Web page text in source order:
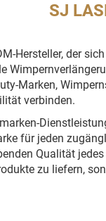
SJ
Hersteller, der
Marken,
verbinden.
für jeden
Qualität
zu liefern,